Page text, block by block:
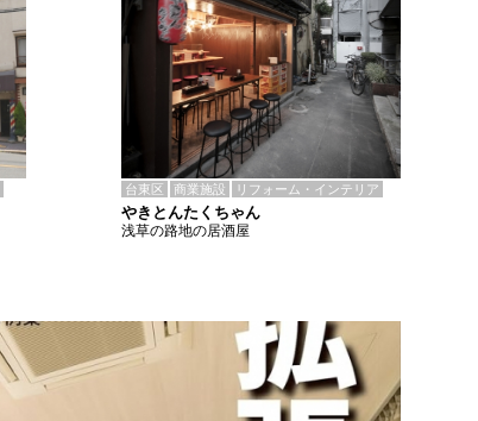
台東区 商業施設 リフォーム・インテリア
やきとんたくちゃん
浅草の路地の居酒屋